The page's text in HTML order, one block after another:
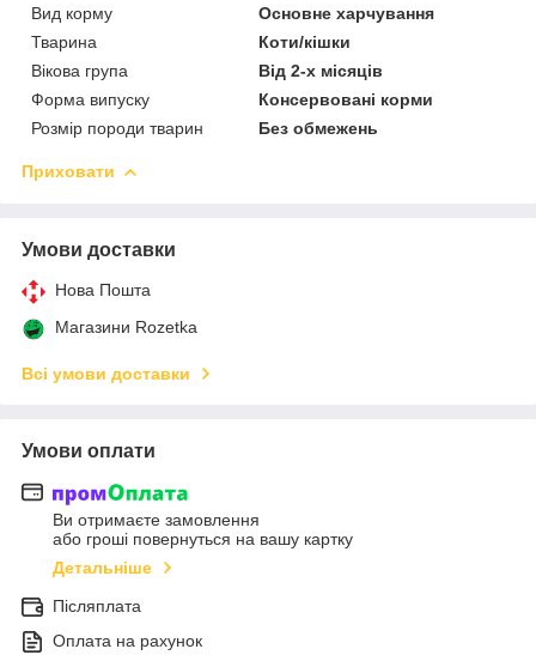
Вид корму
Основне харчування
Тварина
Коти/кішки
Вікова група
Від 2-х місяців
Форма випуску
Консервовані корми
Розмір породи тварин
Без обмежень
Приховати
Умови доставки
Нова Пошта
Магазини Rozetka
Всі умови доставки
Умови оплати
Ви отримаєте замовлення
або гроші повернуться на вашу картку
Детальніше
Післяплата
Оплата на рахунок